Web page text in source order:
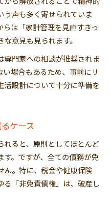
う声も多く寄せられていま
は「家計管理を見直すきっ
意見も見られます。
門家への相談が推奨されま
場合もあるため、事前にリ
設計について十分に準備を
ケース
ると、原則としてほとんど
。ですが、全ての債務が免
ん。特に、税金や健康保険
「非免責債権」は、破産し